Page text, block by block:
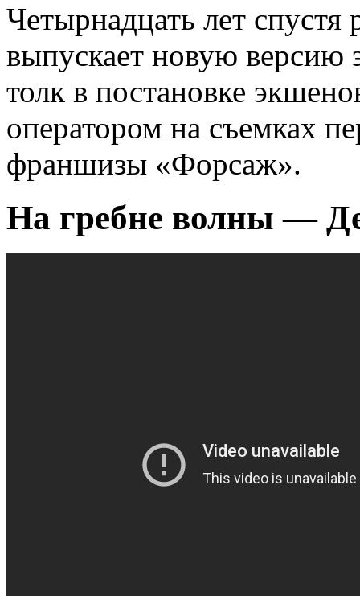
Четырнадцать лет
выпускает новую версию
толк в постановке
оператором на съемках
франшизы «Форсаж».
На гребне волны —